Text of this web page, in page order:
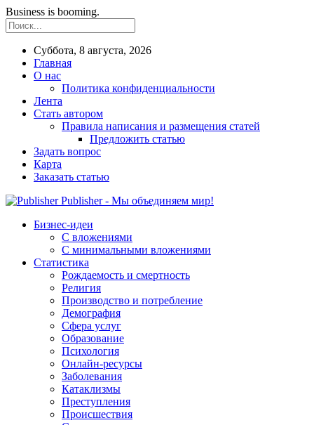
Business is booming.
Суббота, 8 августа, 2026
Главная
О нас
Политика конфиденциальности
Лента
Стать автором
Правила написания и размещения статей
Предложить статью
Задать вопрос
Карта
Заказать статью
Publisher - Мы объединяем мир!
Бизнес-идеи
С вложениями
С минимальными вложениями
Статистика
Рождаемость и смертность
Религия
Производство и потребление
Демография
Сфера услуг
Образование
Психология
Онлайн-ресурсы
Заболевания
Катаклизмы
Преступления
Происшествия